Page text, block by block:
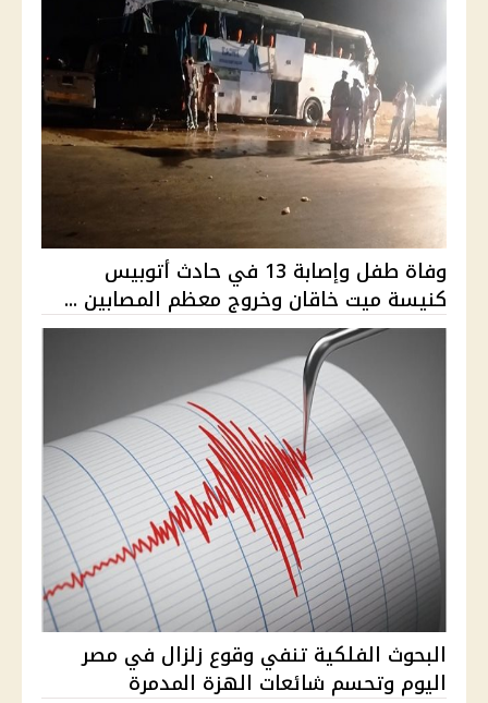
وفاة طفل وإصابة 13 في حادث أتوبيس
كنيسة ميت خاقان وخروج معظم المصابين ...
البحوث الفلكية تنفي وقوع زلزال في مصر
اليوم وتحسم شائعات الهزة المدمرة